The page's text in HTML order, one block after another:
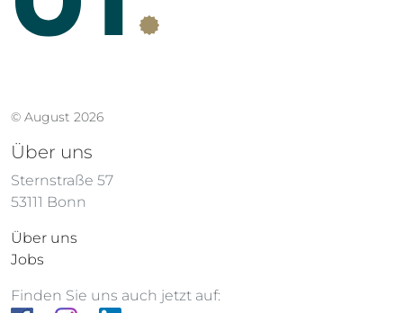
© August 2026
Über uns
Sternstraße 57
53111 Bonn
Über uns
Jobs
Finden Sie uns auch jetzt auf: